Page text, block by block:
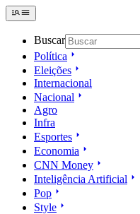
Buscar
Política
Eleições
Internacional
Nacional
Agro
Infra
Esportes
Economia
CNN Money
Inteligência Artificial
Pop
Style